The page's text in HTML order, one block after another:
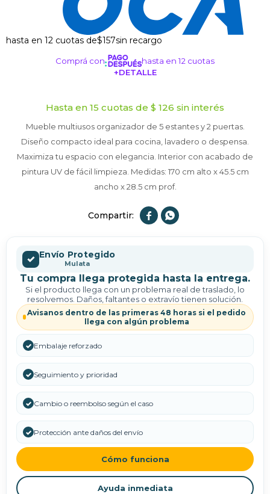
hasta en 12 cuotas de$157sin recargo
Comprá con
hasta en 12 cuotas
+DETALLE
Hasta en 15 cuotas de $ 126 sin interés
Mueble multiusos organizador de 5 estantes y 2 puertas.
Diseño compacto ideal para cocina, lavadero o despensa.
Maximiza tu espacio con elegancia. Interior con acabado de
pintura UV de fácil limpieza. Medidas: 170 cm alto x 45.5 cm
ancho x 28.5 cm prof.
 
✓ Envío Protegido
Mulata
Tu compra llega protegida hasta la entrega.
Si el producto llega con un problema real de traslado, lo
resolvemos. Daños, faltantes o extravío tienen solución.
Avisanos dentro de las primeras 48 horas si el pedido
llega con algún problema
✓ Embalaje reforzado
✓ Seguimiento y prioridad
✓ Cambio o reembolso según el caso
✓ Protección ante daños del envío
Cómo funciona
Ayuda inmediata